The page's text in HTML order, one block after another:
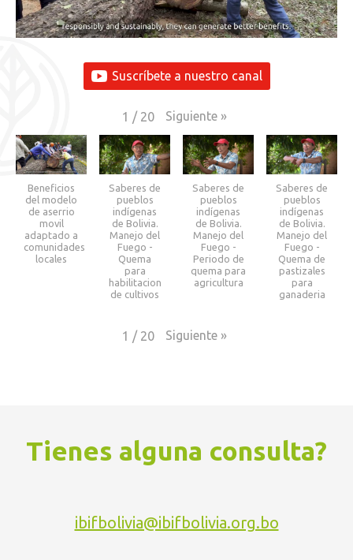
Suscríbete a nuestro canal
1 / 20 Siguiente »
Beneficios
del modelo
de aserrio
movil
adaptado a
comunidades
locales
Saberes de
pueblos
indígenas
de Bolivia.
Manejo del
Fuego -
Quema
para
habilitacion
de cultivos
Saberes de
pueblos
indígenas
de Bolivia.
Manejo del
Fuego -
Periodo de
quema para
agricultura
Saberes de
pueblos
indígenas
de Bolivia.
Manejo del
Fuego -
Quema de
pastizales
para
ganaderia
1 / 20 Siguiente »
Tienes alguna consulta?
ibifbolivia@ibifbolivia.org.bo